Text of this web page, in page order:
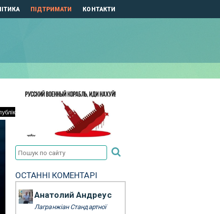
ПІДТРИМАТИ КОНТАКТИ
ОСТАННІ КОМЕНТАРІ
Анатолий Андреус
Лагранжіан Стандартної